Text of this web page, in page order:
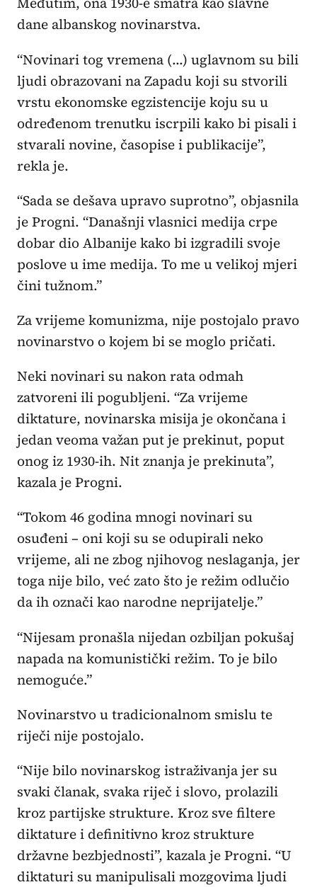
dane albanskog novinarstva.
“Novinari tog vremena (...) uglavnom su bili
ljudi obrazovani na Zapadu koji su stvorili
vrstu ekonomske egzistencije koju su u
određenom trenutku iscrpili kako bi pisali i
stvarali novine, časopise i publikacije”,
rekla je.
“Sada se dešava upravo suprotno”, objasnila
je Progni. “Današnji vlasnici medija crpe
dobar dio Albanije kako bi izgradili svoje
poslove u ime medija. To me u velikoj mjeri
čini tužnom.”
Za vrijeme komunizma, nije postojalo pravo
novinarstvo o kojem bi se moglo pričati.
Neki novinari su nakon rata odmah
zatvoreni ili pogubljeni. “Za vrijeme
diktature, novinarska misija je okončana i
jedan veoma važan put je prekinut, poput
onog iz 1930-ih. Nit znanja je prekinuta”,
kazala je Progni.
“Tokom 46 godina mnogi novinari su
osuđeni – oni koji su se odupirali neko
vrijeme, ali ne zbog njihovog neslaganja, jer
toga nije bilo, već zato što je režim odlučio
da ih označi kao narodne neprijatelje.”
“Nijesam pronašla nijedan ozbiljan pokušaj
napada na komunistički režim. To je bilo
nemoguće.”
Novinarstvo u tradicionalnom smislu te
riječi nije postojalo.
“Nije bilo novinarskog istraživanja jer su
svaki članak, svaka riječ i slovo, prolazili
kroz partijske strukture. Kroz sve filtere
diktature i definitivno kroz strukture
državne bezbjednosti”, kazala je Progni. “U
diktaturi su manipulisali mozgovima ljudi